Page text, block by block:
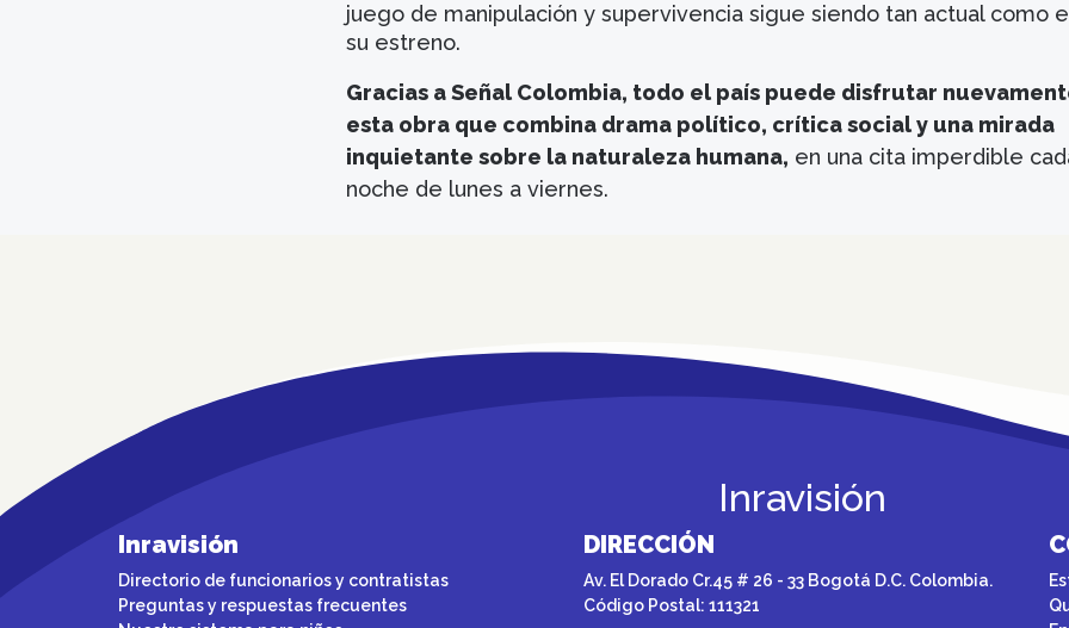
juego de manipulación y supervivencia sigue siendo tan actual como
su estreno.
Gracias a Señal Colombia, todo el país puede disfrutar
esta obra que combina drama político, crítica social y una mirada
inquietante sobre la naturaleza humana, en una cita imperdible
noche de lunes a viernes.
Inravisión
Inravisión
Directorio de funcionarios y contratistas
Preguntas y respuestas frecuentes
DIRECCIÓN
Av. El Dorado Cr.45 # 26 - 33 Bogotá D.C. Colombia.
Código Postal: 111321